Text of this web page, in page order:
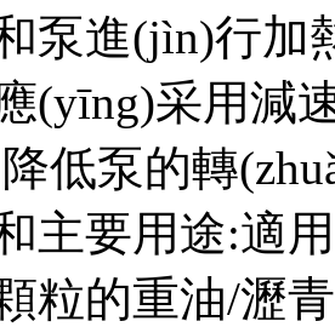
泵進(jìn)行加
(yīng)采用減
低泵的轉
主要用途:適
粒的重油/瀝